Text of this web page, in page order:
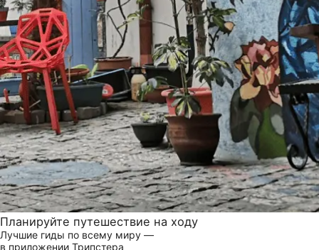
Планируйте путешествие на ходу
Лучшие гиды по всему миру —
в приложении Трипстера